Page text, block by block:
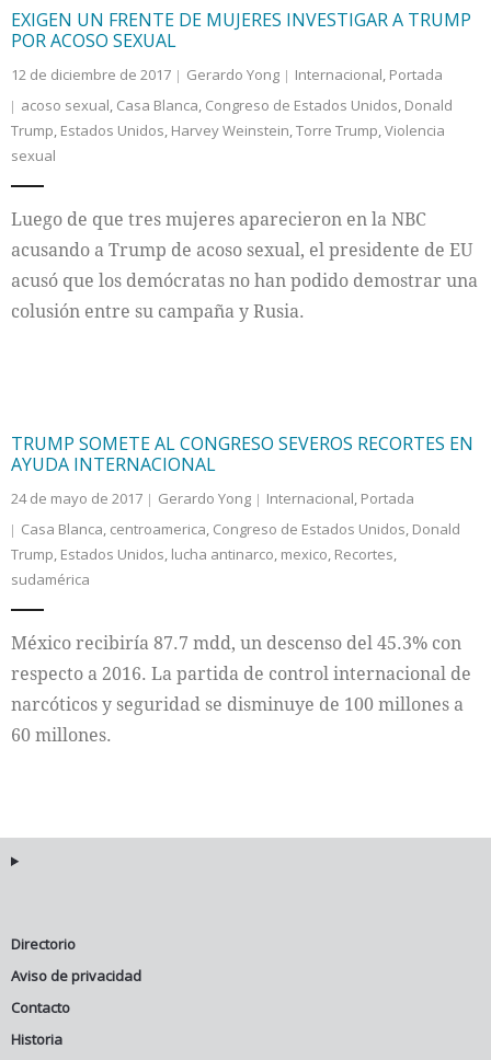
EXIGEN UN FRENTE DE MUJERES INVESTIGAR A TRUMP
POR ACOSO SEXUAL
12 de diciembre de 2017 Gerardo Yong Internacional, Portada
acoso sexual, Casa Blanca, Congreso de Estados Unidos, Donald
Trump, Estados Unidos, Harvey Weinstein,Torre Trump,Violencia
sexual
Luego de que tres mujeres aparecieron en la NBC
acusando a Trump de acoso sexual, el presidente de EU
acusó que los demócratas no han podido demostrar una
colusión entre su campaña y Rusia.
TRUMP SOMETE AL CONGRESO SEVEROS RECORTES EN
AYUDA INTERNACIONAL
24 de mayo de 2017 Gerardo Yong Internacional, Portada
Casa Blanca, centroamerica, Congreso de Estados Unidos, Donald
Trump, Estados Unidos, lucha antinarco, mexico, Recortes,
sudamérica
México recibiría 87.7 mdd, un descenso del 45.3% con
respecto a 2016. La partida de control internacional de
narcóticos y seguridad se disminuye de 100 millones a
60 millones.
Directorio
Aviso de privacidad
Contacto
Historia